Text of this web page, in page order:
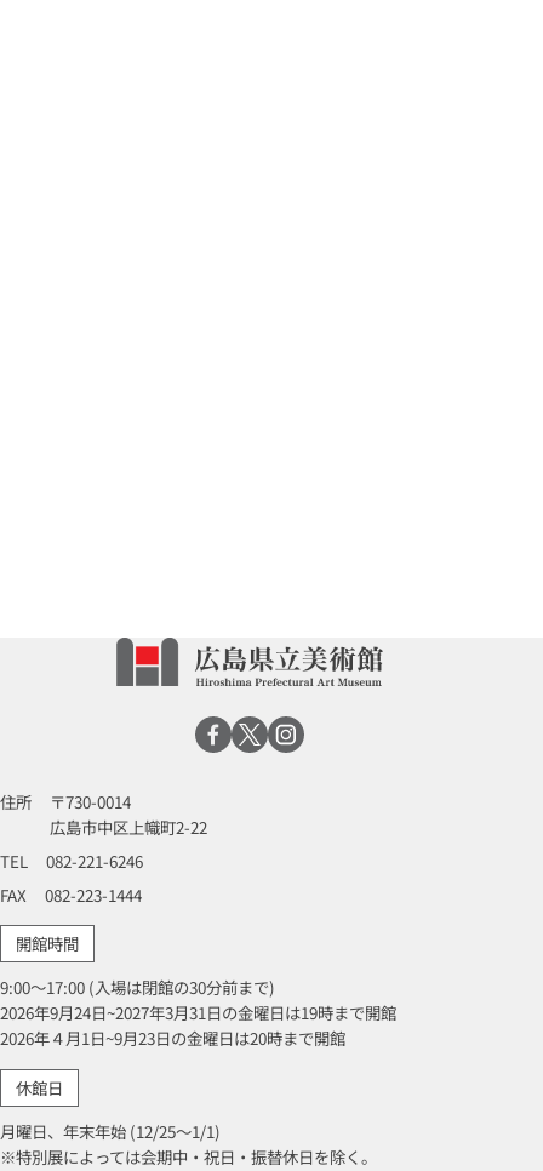
住所
〒730-0014
広島市中区上幟町2-22
TEL
082-221-6246
FAX
082-223-1444
開館時間
9:00～17:00 (入場は閉館の30分前まで)
2026年9月24日~2027年3月31日の金曜日は19時まで開館
2026年４月1日~9月23日の金曜日は20時まで開館
休館日
月曜日、年末年始 (12/25～1/1)
※特別展によっては会期中・祝日・振替休日を除く。